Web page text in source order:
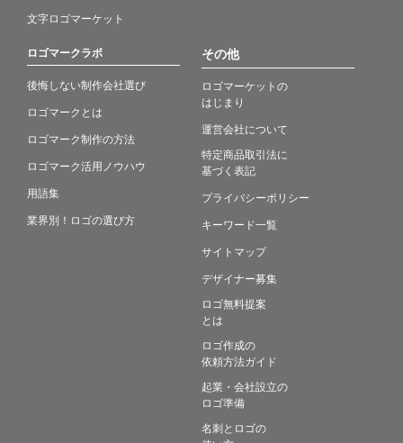
文字ロゴマーケット
ロゴマークラボ
後悔しない制作会社選び
ロゴマークとは
ロゴマーク制作の方法
ロゴマーク活用ノウハウ
用語集
業界別！ロゴの選び方
その他
ロゴマーケットの
はじまり
運営会社について
特定商品取引法に
基づく表記
プライバシーポリシー
キーワード一覧
サイトマップ
デザイナー募集
ロゴ無料提案
とは
ロゴ作成の
依頼方法ガイド
起業・会社設立の
ロゴ準備
名刺とロゴの